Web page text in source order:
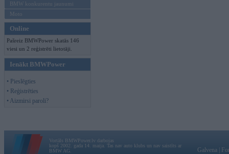
BMW konkurentu jaunumi
Moto
Online
Pašreiz BMWPower skatās 146
viesi un 2 reģistrēti lietotāji.
Ienākt BMWPower
• Pieslēgties
• Reģistrēties
• Aizmirsi paroli?
Vortāls BMWPower.lv darbojas
kopš 2002. gada 14. maija. Tas nav auto klubs un nav saistīts ar
BMW AG.
Galvena